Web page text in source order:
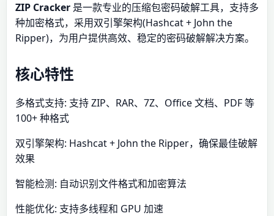
ZIP Cracker 是一款专业的压缩包密码破解工具，支持多
种加密格式，采用双引擎架构(Hashcat + John the
Ripper)，为用户提供高效、稳定的密码破解解决方案。
核心特性
多格式支持: 支持 ZIP、RAR、7Z、Office 文档、PDF 等
100+ 种格式
双引擎架构: Hashcat + John the Ripper，确保最佳破解
效果
智能检测: 自动识别文件格式和加密算法
性能优化: 支持多线程和 GPU 加速